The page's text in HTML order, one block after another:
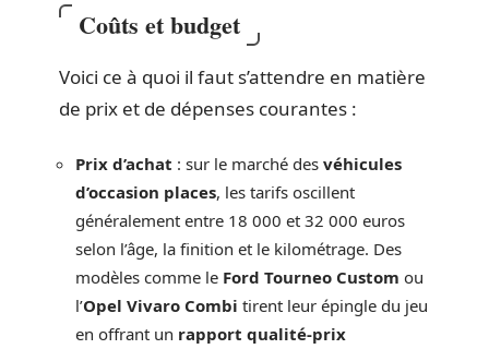
Coûts et budget
Voici ce à quoi il faut s’attendre en matière
de prix et de dépenses courantes :
Prix d’achat : sur le marché des véhicules
d’occasion places, les tarifs oscillent
généralement entre 18 000 et 32 000 euros
selon l’âge, la finition et le kilométrage. Des
modèles comme le Ford Tourneo Custom ou
l’Opel Vivaro Combi tirent leur épingle du jeu
en offrant un rapport qualité-prix